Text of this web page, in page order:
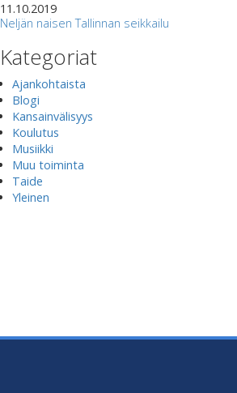
11.10.2019
Neljän naisen Tallinnan seikkailu
Kategoriat
Ajankohtaista
Blogi
Kansainvälisyys
Koulutus
Musiikki
Muu toiminta
Taide
Yleinen